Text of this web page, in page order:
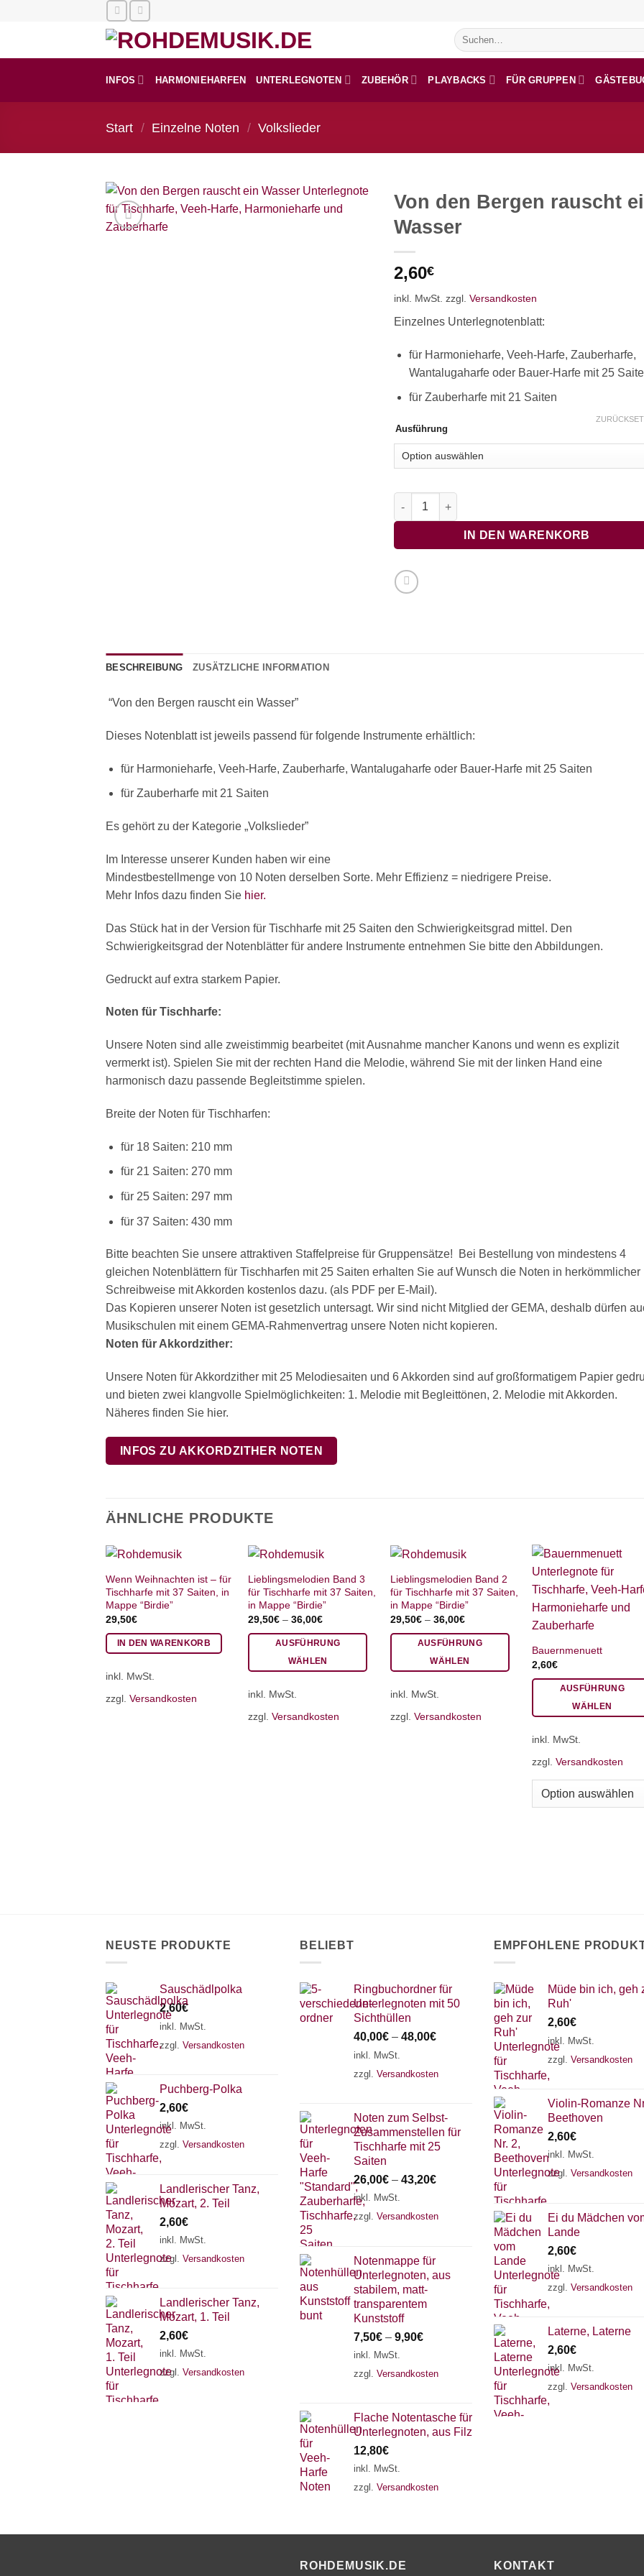
Suchen
nach:
INFOS HARMONIEHARFEN UNTERLEGNOTEN ZUBEHÖR PLAYBACKS FÜR GRUPPEN
Start / Einzelne Noten / Volkslieder
Von den Bergen rauscht
Wasser
2,60€
inkl. MwSt. zzgl. Versandkosten
Einzelnes Unterlegnotenblatt:
für Harmonieharfe, Veeh-Harfe, Zauberharfe,
Wantalugaharfe oder Bauer-Harfe mit 25
für Zauberharfe mit 21 Saiten
Ausführung
Von den Bergen rauscht ein Wasser Menge
IN DEN WARENKORB
BESCHREIBUNG ZUSÄTZLICHE INFORMATION
“Von den Bergen rauscht ein Wasser”
Dieses Notenblatt ist jeweils passend für folgende Instrumente erhältlich:
für Harmonieharfe, Veeh-Harfe, Zauberharfe, Wantalugaharfe oder Bauer-Harfe mit 25 Saiten
für Zauberharfe mit 21 Saiten
Es gehört zu der Kategorie „Volkslieder”
Im Interesse unserer Kunden haben wir eine
Mindestbestellmenge von 10 Noten derselben Sorte. Mehr Effizienz = niedrigere Preise.
Mehr Infos dazu finden Sie hier.
Das Stück hat in der Version für Tischharfe mit 25 Saiten den Schwierigkeitsgrad mittel. Den
Schwierigkeitsgrad der Notenblätter für andere Instrumente entnehmen Sie bitte den Abbildungen.
Gedruckt auf extra starkem Papier.
Noten für Tischharfe:
Unsere Noten sind alle zweistimmig bearbeitet (mit Ausnahme mancher Kanons und wenn es explizit
vermerkt ist). Spielen Sie mit der rechten Hand die Melodie, während Sie mit der linken Hand eine
harmonisch dazu passende Begleitstimme spielen.
Breite der Noten für Tischharfen:
für 18 Saiten: 210 mm
für 21 Saiten: 270 mm
für 25 Saiten: 297 mm
für 37 Saiten: 430 mm
Bitte beachten Sie unsere attraktiven Staffelpreise für Gruppensätze! Bei Bestellung von mindestens 4
gleichen Notenblättern für Tischharfen mit 25 Saiten erhalten Sie auf Wunsch die Noten in herkömmlicher
Schreibweise mit Akkorden kostenlos dazu. (als PDF per E-Mail).
Das Kopieren unserer Noten ist gesetzlich untersagt. Wir sind nicht Mitglied der GEMA, deshalb dürfen
Musikschulen mit einem GEMA-Rahmenvertrag unsere Noten nicht kopieren.
Noten für Akkordzither:
Unsere Noten für Akkordzither mit 25 Melodiesaiten und 6 Akkorden sind auf großformatigem Papier
und bieten zwei klangvolle Spielmöglichkeiten: 1. Melodie mit Begleittönen, 2. Melodie mit Akkorden.
Näheres finden Sie hier.
INFOS ZU AKKORDZITHER NOTEN
ÄHNLICHE PRODUKTE
Wenn Weihnachten ist – für
Tischharfe mit 37 Saiten, in
Mappe “Birdie”
29,50€
IN DEN WARENKORB
inkl. MwSt.
zzgl. Versandkosten
Lieblingsmelodien Band 3
für Tischharfe mit 37 Saiten,
in Mappe “Birdie”
29,50€– 36,00€
AUSFÜHRUNG
WÄHLEN
Produkt
weist
inkl. MwSt.
zzgl. Versandkosten
Lieblingsmelodien Band 2
für Tischharfe mit 37 Saiten,
in Mappe “Birdie”
29,50€– 36,00€
AUSFÜHRUNG
WÄHLEN
Produkt
weist
inkl. MwSt.
zzgl. Versandkosten
Bauernmenuett
2,60€
AUSFÜHRUNG
WÄHLEN
Produkt
weist
Varianten
auf.
werden
inkl. MwSt.
zzgl.Versandkosten
NEUSTE PRODUKTE
Sauschädlpolka
2,60€
inkl. MwSt.
zzgl. Versandkosten
Puchberg-Polka
2,60€
inkl. MwSt.
zzgl. Versandkosten
Landlerischer Tanz,
Mozart, 2. Teil
2,60€
inkl. MwSt.
zzgl. Versandkosten
Landlerischer Tanz,
Mozart, 1. Teil
2,60€
inkl. MwSt.
zzgl. Versandkosten
BELIEBT
Ringbuchordner für
Unterlegnoten mit 50
Sichthüllen
40,00€ – 48,00€
inkl. MwSt.
zzgl. Versandkosten
Noten zum Selbst-
Zusammenstellen für
Tischharfe mit 25
Saiten
26,00€ – 43,20€
inkl. MwSt.
zzgl. Versandkosten
Notenmappe für
Unterlegnoten, aus
stabilem, matt-
transparentem
Kunststoff
7,50€ – 9,90€
inkl. MwSt.
zzgl. Versandkosten
Flache Notentasche für
Unterlegnoten, aus Filz
12,80€
inkl. MwSt.
zzgl. Versandkosten
EMPFOHLENE
Müde bin ich, geh
Ruh'
2,60€
inkl. MwSt.
zzgl. Versandkosten
Violin-Romanze
Beethoven
2,60€
inkl. MwSt.
zzgl. Versandkosten
Ei du Mädchen
Lande
2,60€
inkl. MwSt.
zzgl. Versandkosten
Laterne, Laterne
2,60€
inkl. MwSt.
zzgl. Versandkosten
ROHDEMUSIK.DE KONTAKT